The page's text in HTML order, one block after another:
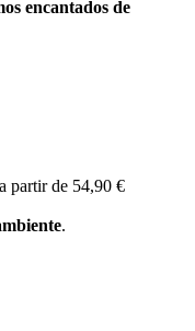
encantados de
a partir de 54,90 €
.